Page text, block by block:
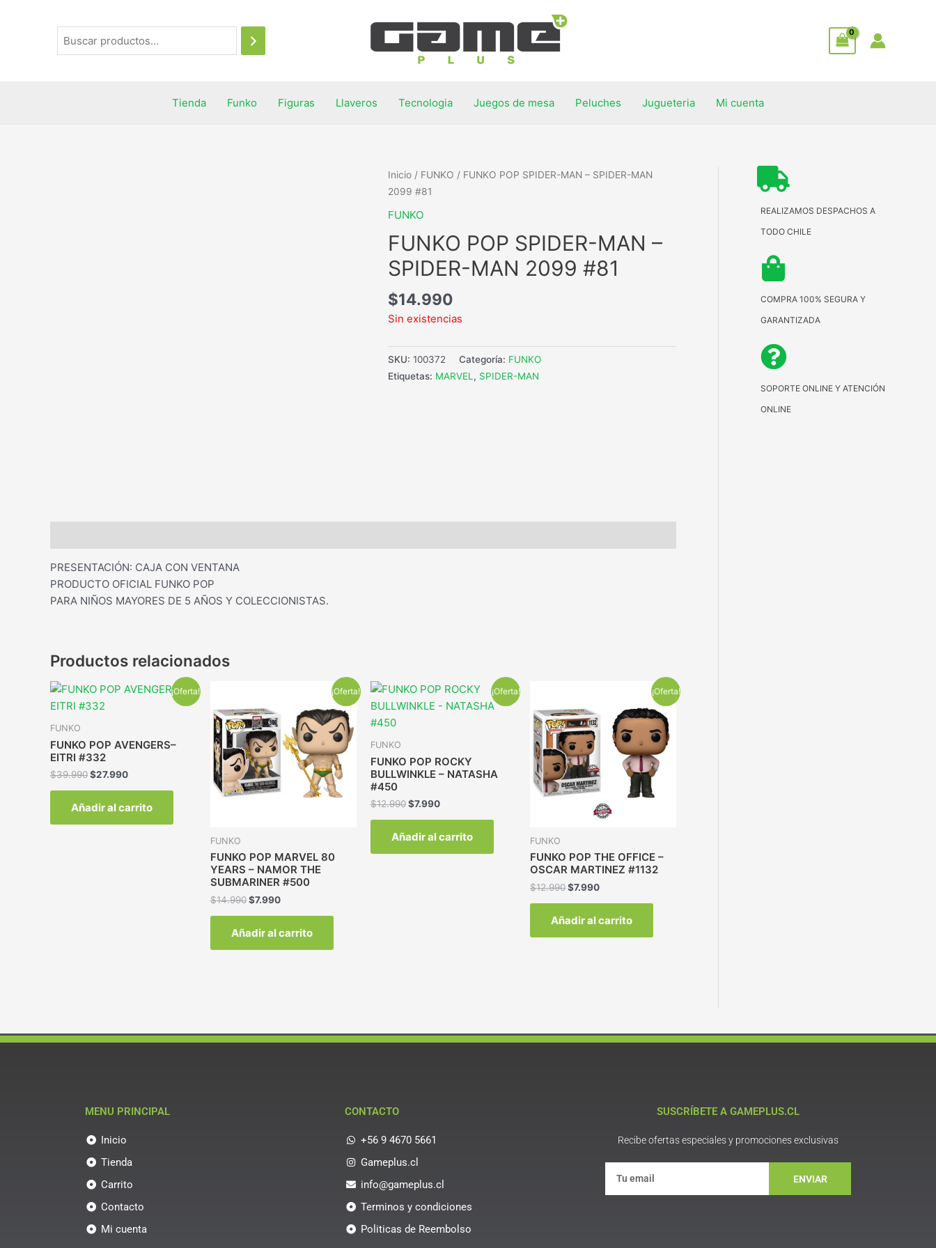
Tienda Funko Figuras Llaveros Tecnologia Juegos de mesa Peluches Jugueteria Mi cuenta
Inicio / FUNKO / FUNKO POP SPIDER-MAN – SPIDER-MAN
2099 #81
FUNKO
FUNKO POP SPIDER-MAN –
SPIDER-MAN 2099 #81
$14.990
Sin existencias
SKU:100372 Categoría: FUNKO
Etiquetas: MARVEL, SPIDER-MAN
PRESENTACIÓN: CAJA CON VENTANA
PRODUCTO OFICIAL FUNKO POP
PARA NIÑOS MAYORES DE 5 AÑOS Y COLECCIONISTAS.
Productos relacionados
¡Oferta!
FUNKO
FUNKO POP AVENGERS–
EITRI #332
$39.990$27.990
Añadir al carrito
¡Oferta!
FUNKO
FUNKO POP MARVEL 80
YEARS – NAMOR THE
SUBMARINER #500
$14.990 $7.990
Añadir al carrito
¡Oferta!
FUNKO
FUNKO POP ROCKY
BULLWINKLE – NATASHA
#450
$12.990 $7.990
Añadir al carrito
¡Oferta!
FUNKO
FUNKO POP THE OFFICE –
OSCAR MARTINEZ #1132
$12.990 $7.990
Añadir al carrito
REALIZAMOS DESPACHOS A
TODO CHILE
COMPRA 100% SEGURA Y
GARANTIZADA
SOPORTE ONLINE Y ATENCIÓN
ONLINE
MENU PRINCIPAL
Inicio
Tienda
Carrito
Contacto
Mi cuenta
CONTACTO
+56 9 4670 5661
Gameplus.cl
info@gameplus.cl
Terminos y condiciones
Politicas de Reembolso
SUSCRÍBETE A GAMEPLUS.CL
Recibe ofertas especiales y promociones exclusivas
ENVIAR